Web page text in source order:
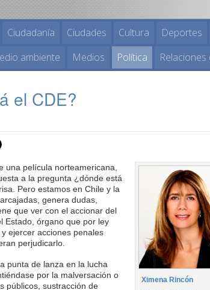
Ciudadanía Ciudades Cultura Deportes
ambiente Medios Política
el CDE?
Ximena Rincón
una película norteamericana,
a la pregunta ¿dónde está
Pero estamos en Chile y la
genera dudas,
que ver con el accionar del
Estado, órgano que por ley
ejercer acciones penales
perjudicarlo.
punta de lanza en la lucha
por la malversación o
públicos, sustracción de